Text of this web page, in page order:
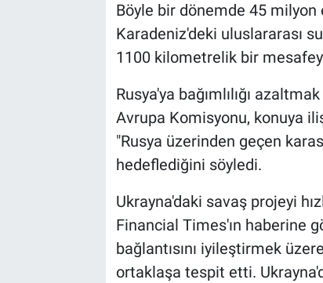
Böyle bir dönemde 45
Karadeniz'deki uluslararası
1100 kilometrelik bir
Rusya'ya bağımlılığı
Avrupa Komisyonu, konuya
"Rusya üzerinden geçen
hedeflediğini söyledi.
Ukrayna'daki savaş projeyi
Financial Times'ın haberine
bağlantısını iyileştirmek
ortaklaşa tespit etti.